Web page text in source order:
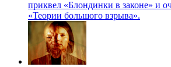
приквел «Блондинки в законе» и
«Теории большого взрыва».